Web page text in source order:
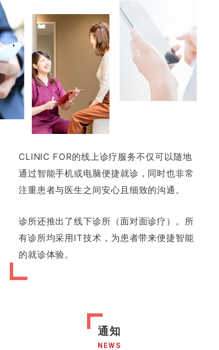
CLINIC FOR的线上诊疗服务不仅可以随地
通过智能手机或电脑便捷就诊，同时也非常
注重患者与医生之间安心且细致的沟通。
诊所还推出了线下诊所（面对面诊疗）。所
有诊所均采用IT技术，为患者带来便捷智能
的就诊体验。
通知
NEWS